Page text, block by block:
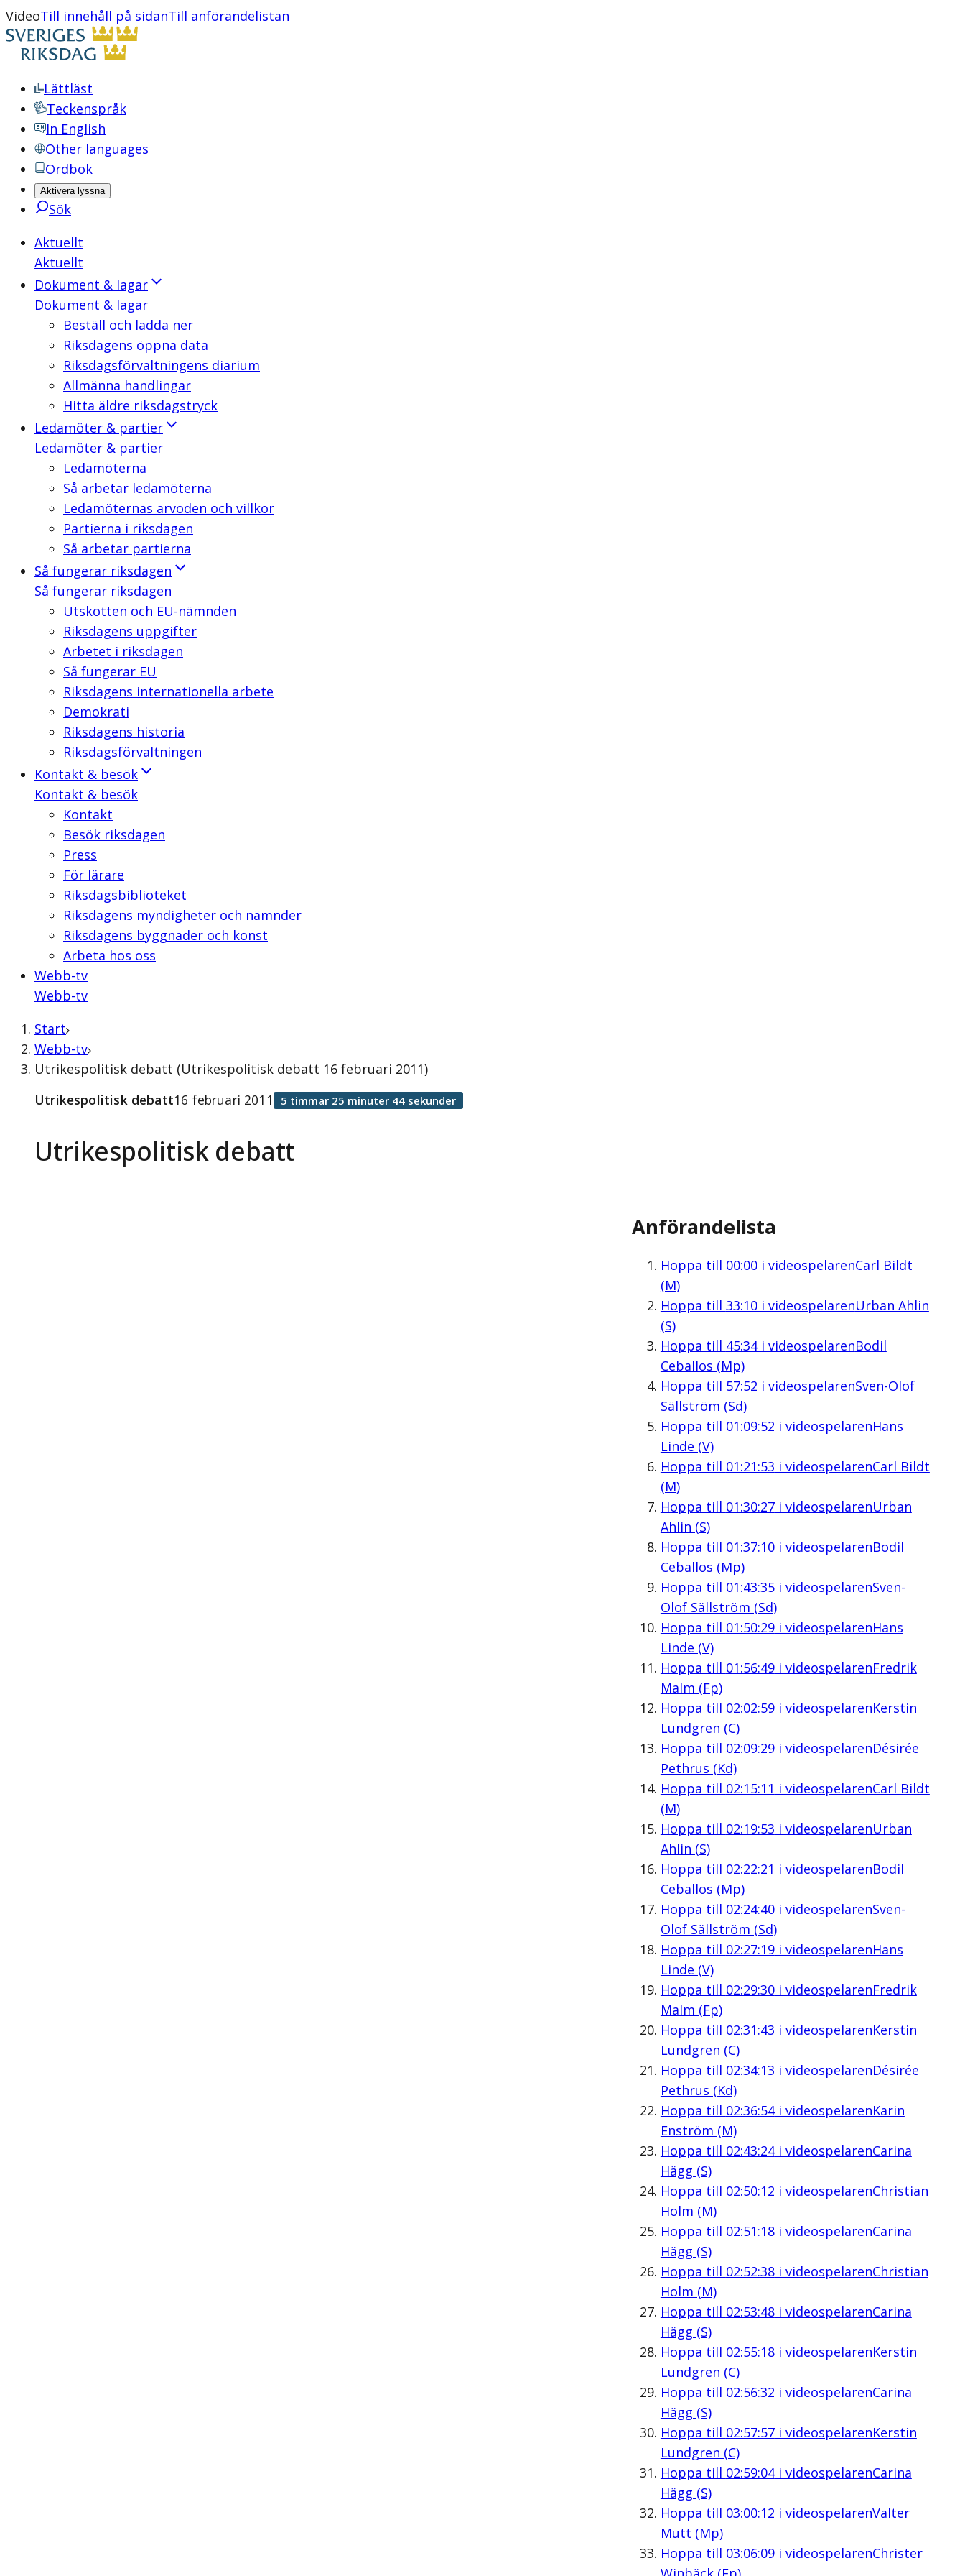
VideoTill innehåll på sidanTill anförandelistan
Lättläst
Teckenspråk
In English
Other languages
Ordbok
Aktivera lyssna
Sök
Aktuellt
Aktuellt
Dokument & lagar
Dokument & lagar
Beställ och ladda ner
Riksdagens öppna data
Riksdagsförvaltningens diarium
Allmänna handlingar
Hitta äldre riksdagstryck
Ledamöter & partier
Ledamöter & partier
Ledamöterna
Så arbetar ledamöterna
Ledamöternas arvoden och villkor
Partierna i riksdagen
Så arbetar partierna
Så fungerar riksdagen
Så fungerar riksdagen
Utskotten och EU-nämnden
Riksdagens uppgifter
Arbetet i riksdagen
Så fungerar EU
Riksdagens internationella arbete
Demokrati
Riksdagens historia
Riksdagsförvaltningen
Kontakt & besök
Kontakt & besök
Kontakt
Besök riksdagen
Press
För lärare
Riksdagsbiblioteket
Riksdagens myndigheter och nämnder
Riksdagens byggnader och konst
Arbeta hos oss
Webb-tv
Webb-tv
Start
Webb-tv
Utrikespolitisk debatt (Utrikespolitisk debatt 16 februari 2011)
Utrikespolitisk debatt
Utrikespolitisk debatt16 februari 2011 5 timmar 25 minuter 44 sekunder
Anförandelista
Hoppa till 00:00i videospelarenCarl Bildt
(M)
Hoppa till 33:10i videospelarenUrban Ahlin
(S)
Hoppa till 45:34i videospelarenBodil
Ceballos (Mp)
Hoppa till 57:52 i videospelarenSven-Olof
Sällström (Sd)
Hoppa till 01:09:52 i videospelarenHans
Linde (V)
Hoppa till 01:21:53 i videospelarenCarl Bildt
(M)
Hoppa till 01:30:27i videospelarenUrban
Ahlin (S)
Hoppa till 01:37:10i videospelarenBodil
Ceballos (Mp)
Hoppa till 01:43:35i videospelarenSven-
Olof Sällström (Sd)
Hoppa till 01:50:29i videospelarenHans
Linde (V)
Hoppa till 01:56:49i videospelarenFredrik
Malm (Fp)
Hoppa till 02:02:59i videospelarenKerstin
Lundgren (C)
Hoppa till 02:09:29i videospelarenDésirée
Pethrus (Kd)
Hoppa till 02:15:11 i videospelarenCarl Bildt
(M)
Hoppa till 02:19:53 i videospelarenUrban
Ahlin (S)
Hoppa till 02:22:21 i videospelarenBodil
Ceballos (Mp)
Hoppa till 02:24:40i videospelarenSven-
Olof Sällström (Sd)
Hoppa till 02:27:19i videospelarenHans
Linde (V)
Hoppa till 02:29:30i videospelarenFredrik
Malm (Fp)
Hoppa till 02:31:43 i videospelarenKerstin
Lundgren (C)
Hoppa till 02:34:13 i videospelarenDésirée
Pethrus (Kd)
Hoppa till 02:36:54i videospelarenKarin
Enström (M)
Hoppa till 02:43:24i videospelarenCarina
Hägg (S)
Hoppa till 02:50:12 i videospelarenChristian
Holm (M)
Hoppa till 02:51:18i videospelarenCarina
Hägg (S)
Hoppa till 02:52:38i videospelarenChristian
Holm (M)
Hoppa till 02:53:48i videospelarenCarina
Hägg (S)
Hoppa till 02:55:18i videospelarenKerstin
Lundgren (C)
Hoppa till 02:56:32 i videospelarenCarina
Hägg (S)
Hoppa till 02:57:57i videospelarenKerstin
Lundgren (C)
Hoppa till 02:59:04i videospelarenCarina
Hägg (S)
Hoppa till 03:00:12 i videospelarenValter
Mutt (Mp)
Hoppa till 03:06:09i videospelarenChrister